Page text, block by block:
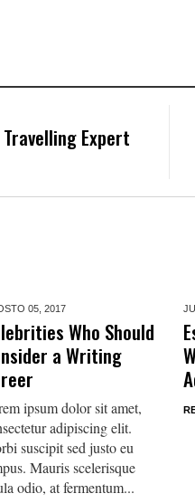
Expert
05, 2017
Who Should
a Writing
ipsum dolor sit amet,
adipiscing elit.
suscipit sed justo eu
Mauris scelerisque
odio, at fermentum...